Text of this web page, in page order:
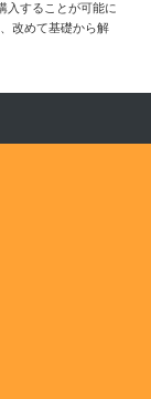
入することが可能に
改めて基礎から解